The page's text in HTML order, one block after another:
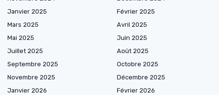
Janvier 2025
Février 2025
Mars 2025
Avril 2025
Mai 2025
Juin 2025
Juillet 2025
Août 2025
Septembre 2025
Octobre 2025
Novembre 2025
Décembre 2025
Janvier 2026
Février 2026